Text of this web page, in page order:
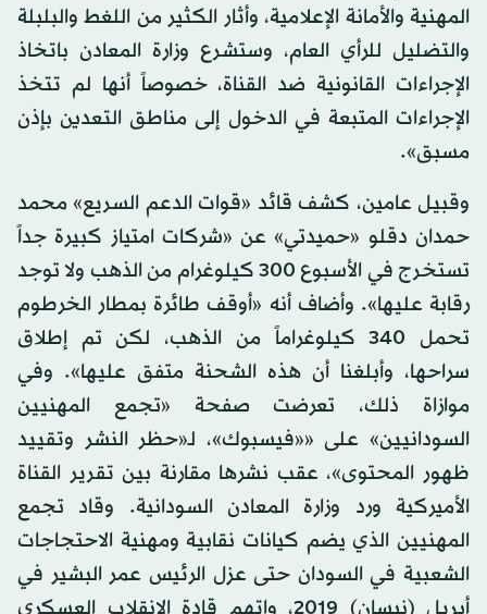
المهنية والأمانة الإعلامية، وأثار الكثير من اللغط والبلبلة
والتضليل للرأي العام، وستشرع وزارة المعادن باتخاذ
الإجراءات القانونية ضد القناة، خصوصاً أنها لم تتخذ
الإجراءات المتبعة في الدخول إلى مناطق التعدين بإذن
مسبق».
وقبيل عامين، كشف قائد «قوات الدعم السريع» محمد
حمدان دقلو «حميدتي» عن «شركات امتياز كبيرة جداً
تستخرج في الأسبوع 300 كيلوغرام من الذهب ولا توجد
رقابة عليها». وأضاف أنه «أوقف طائرة بمطار الخرطوم
تحمل 340 كيلوغراماً من الذهب، لكن تم إطلاق
سراحها، وأبلغنا أن هذه الشحنة متفق عليها». وفي
موازاة ذلك، تعرضت صفحة «تجمع المهنيين
السودانيين» على ««فيسبوك»، لـ«حظر النشر وتقييد
ظهور المحتوى»، عقب نشرها مقارنة بين تقرير القناة
الأميركية ورد وزارة المعادن السودانية. وقاد تجمع
المهنيين الذي يضم كيانات نقابية ومهنية الاحتجاجات
الشعبية في السودان حتى عزل الرئيس عمر البشير في